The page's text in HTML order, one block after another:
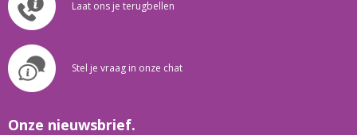
Laat ons je terugbellen
Stel je vraag in onze chat
Onze nieuwsbrief.